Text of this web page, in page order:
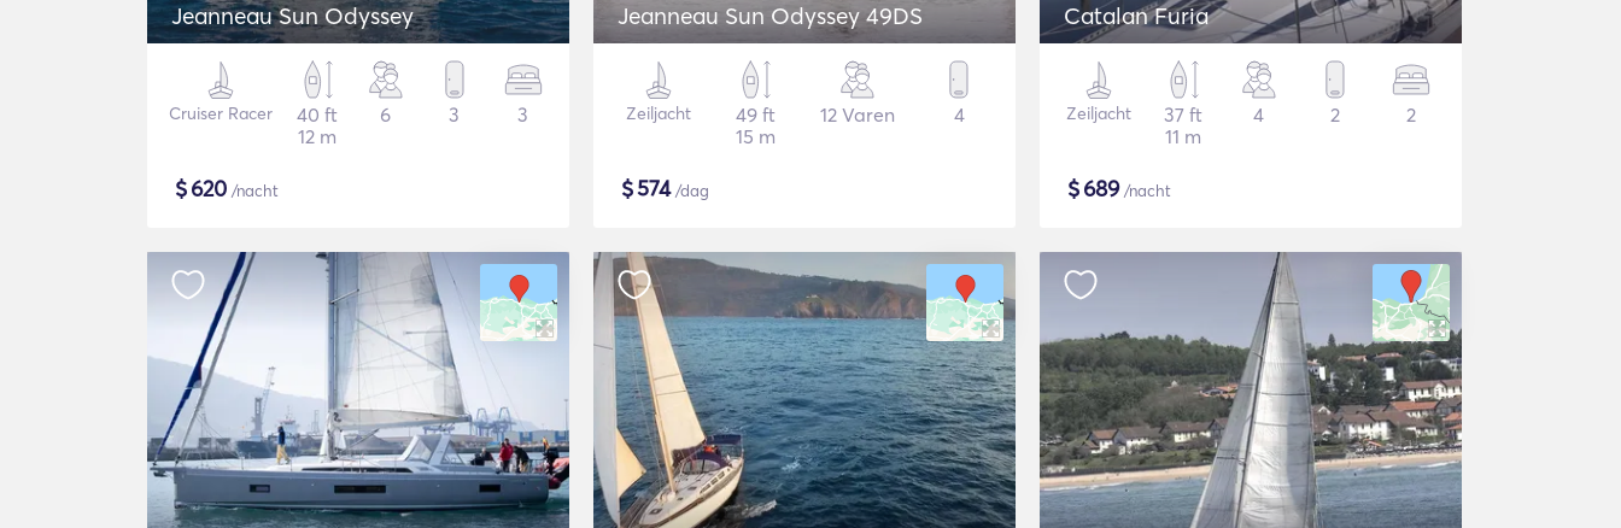
Jeanneau Sun Odyssey
Cruiser Racer
40 ft
12 m
6 3 3
$620 /nacht
Jeanneau Sun Odyssey 49DS
Zeiljacht
49 ft
15 m
12 Varen 4
$574/dag
Catalan Furia
Zeiljacht
37 ft
11 m
4 2 2
$689/nacht